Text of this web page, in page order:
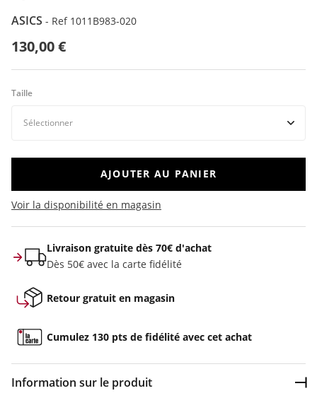
ASICS - Ref 1011B983-020
130,00 €
Taille
AJOUTER AU PANIER
Voir la disponibilité en magasin
Livraison gratuite dès 70€ d'achat
Dès 50€ avec la carte fidélité
Retour gratuit en magasin
Cumulez 130 pts de fidélité avec cet achat
Information sur le produit